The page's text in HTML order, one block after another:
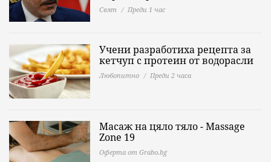
Свят Преди 1 час
Учени разработиха рецепта за
кетчуп с протеин от водорасли
Любопитно Преди 2 часа
Масаж на цяло тяло - Massage
Zone 19
Оферта от Grabo.bg